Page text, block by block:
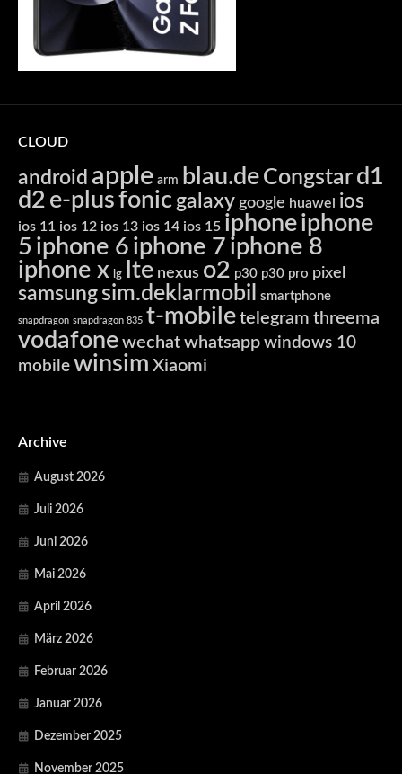
CLOUD
android apple arm blau.de Congstar d1
d2 e-plusfonic galaxy google huawei ios
ios 11 ios 12 ios 13 ios 14 ios 15 iphoneiphone
5 iphone 6 iphone 7 iphone 8
iphone x lg lte nexus o2 p30 p30 pro pixel
samsung sim.deklarmobil smartphone
snapdragon snapdragon 835 t-mobile telegram threema
vodafone wechat whatsapp windows 10
mobile winsim Xiaomi
Archive
August 2026
Juli 2026
Juni 2026
Mai 2026
April 2026
März 2026
Februar 2026
Januar 2026
Dezember 2025
November 2025